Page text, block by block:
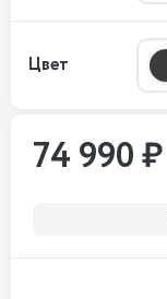
Цвет
74 990 ₽